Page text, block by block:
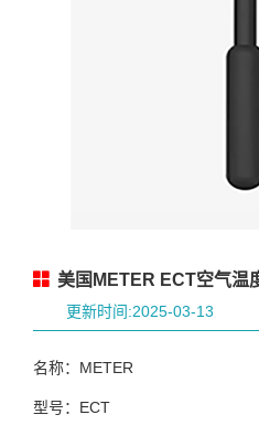
美国METER ECT空气温
更新时间:2025-03-13
名称：METER
型号：ECT